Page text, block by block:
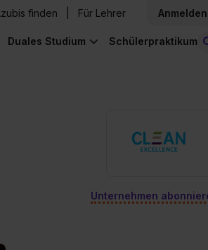
finden Für Lehrer Anmelden
Duales Studium Schülerpraktikum
Unternehmen